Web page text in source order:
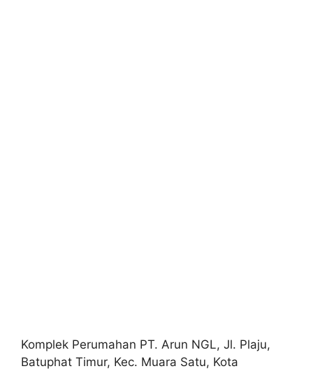
Komplek Perumahan PT. Arun NGL, Jl. Plaju,
Batuphat Timur, Kec. Muara Satu, Kota